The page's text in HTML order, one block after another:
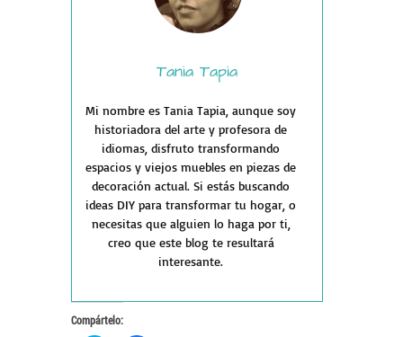
Tania Tapia
Mi nombre es Tania Tapia, aunque soy
historiadora del arte y profesora de
idiomas, disfruto transformando
espacios y viejos muebles en piezas de
decoración actual. Si estás buscando
ideas DIY para transformar tu hogar, o
necesitas que alguien lo haga por ti,
creo que este blog te resultará
interesante.
Compártelo: